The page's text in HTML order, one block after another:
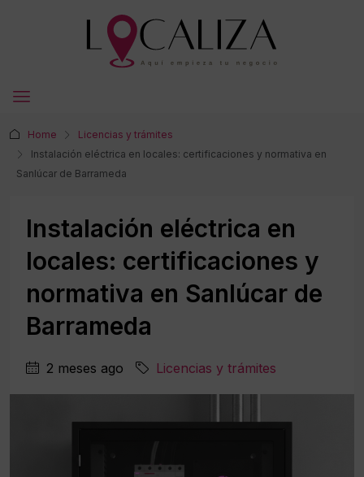
Home
Licencias y trámites
Instalación eléctrica en locales: certificaciones y normativa en
Sanlúcar de Barrameda
Instalación eléctrica en
locales: certificaciones y
normativa en Sanlúcar de
Barrameda
2 meses ago Licencias y trámites